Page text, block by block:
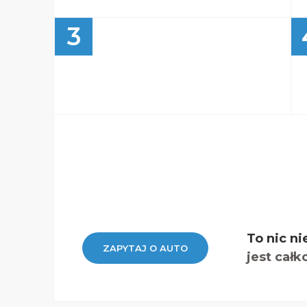
3
ZAPYTAJ O AUTO
To nic
jest